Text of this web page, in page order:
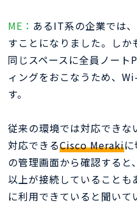
ME： あるIT系の企業では
すことになりました。しか
同じスペースに全員ノート
ィングをおこなうため、
す。
従来の環境では対応できな
対応できるCisco Meraki
の管理画面から確認する
以上が接続していること
に利用できていると聞いて